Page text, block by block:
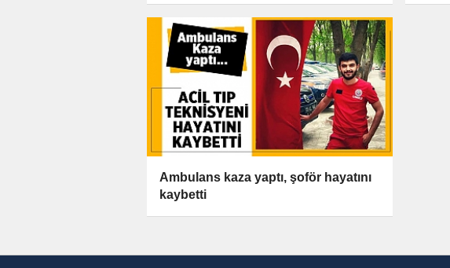
Ambulans kaza yaptı, şoför hayatını
kaybetti